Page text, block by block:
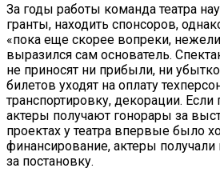
За годы работы команда театра
гранты, находить спонсоров,
«пока еще скорее вопреки,
выразился сам основатель.
не приносят ни прибыли, ни
билетов уходят на оплату
транспортировку, декорации.
актеры получают гонорары за
проектах у театра впервые было
финансирование, актеры получали
за постановку.